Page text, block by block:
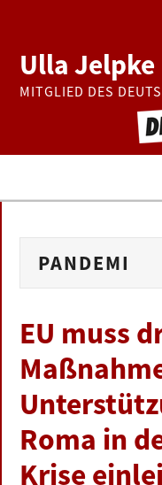
Ulla Jelpke
MITGLIED DES
BUNDESTAG
ZUR PERSON
LINKS
PANDEMI
EU muss
Roma in
Krise